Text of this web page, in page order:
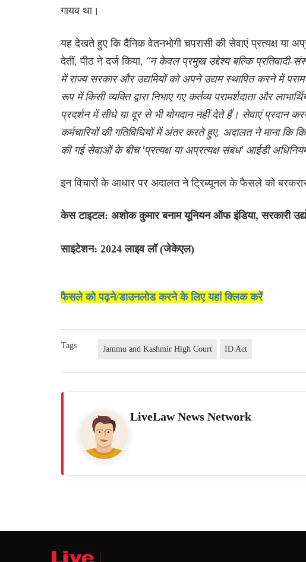
गायब था।
यह देखते हुए कि दैनिक वेतनभोगी चपरासी की सेवाएं प्रत्यक्ष या
देतीं, पीठ ने दर्ज किया, “न केवल प्रमुख उद्देश्य बल्कि प्रतिवादी-
में राज्य सरकार और उद्यमियों को अपने उद्यम स्थापित करने में
रूप में किसी व्यक्ति द्वारा निभाए गए कर्तव्य परामर्शदाता और
प्रदर्शन में सीधे या दूर से भी योगदान नहीं देते हैं। सेवाएं प्रदान
कर्मचारियों की गतिविधियों में अंतर करते हुए, अदालत ने माना कि
की गई सेवाओं के बीच 'प्रत्यक्ष या अप्रत्यक्ष संबंध' आईडी
इन विचारों के आधार पर अदालत ने ट्रिब्यूनल के फैसले को
केस टाइटल: अशोक कुमार बनाम यूनियन ऑफ इंडिया, सरकारी
साइटेशन: 2024 लाइव लॉ (जेकेएल)
फैसले को पढ़ने/डाउनलोड करने के लिए यहां क्लिक करें
Tags Jammu and Kashmir High Court ID Act
LiveLaw News Network